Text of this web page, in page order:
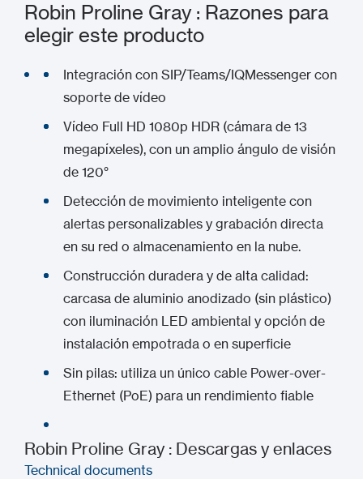
Robin Proline Gray : Razones para
elegir este producto
Integración con SIP/Teams/IQMessenger con
soporte de vídeo
Vídeo Full HD 1080p HDR (cámara de 13
megapíxeles), con un amplio ángulo de visión
de 120°
Detección de movimiento inteligente con
alertas personalizables y grabación directa
en su red o almacenamiento en la nube.
Construcción duradera y de alta calidad:
carcasa de aluminio anodizado (sin plástico)
con iluminación LED ambiental y opción de
instalación empotrada o en superficie
Sin pilas: utiliza un único cable Power-over-
Ethernet (PoE) para un rendimiento fiable
Robin Proline Gray : Descargas y enlaces
Technical documents